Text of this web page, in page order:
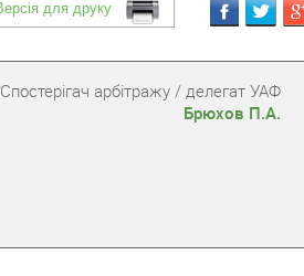
Cпостерігач арбітражу / делегат УАФ
Брюхов П.А.